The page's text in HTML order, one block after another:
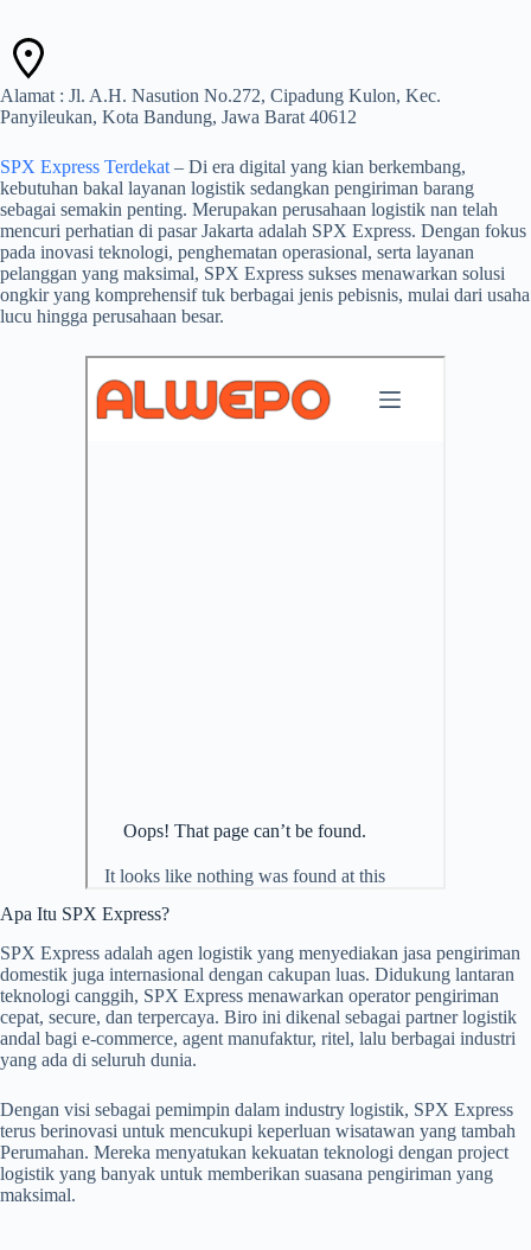
Alamat : Jl. A.H. Nasution No.272, Cipadung Kulon, Kec.
Panyileukan, Kota Bandung, Jawa Barat 40612
SPX Express Terdekat – Di era digital yang kian berkembang,
kebutuhan bakal layanan logistik sedangkan pengiriman barang
sebagai semakin penting. Merupakan perusahaan logistik nan telah
mencuri perhatian di pasar Jakarta adalah SPX Express. Dengan fokus
pada inovasi teknologi, penghematan operasional, serta layanan
pelanggan yang maksimal, SPX Express sukses menawarkan solusi
ongkir yang komprehensif tuk berbagai jenis pebisnis, mulai dari usaha
lucu hingga perusahaan besar.
Apa Itu SPX Express?
SPX Express adalah agen logistik yang menyediakan jasa pengiriman
domestik juga internasional dengan cakupan luas. Didukung lantaran
teknologi canggih, SPX Express menawarkan operator pengiriman
cepat, secure, dan terpercaya. Biro ini dikenal sebagai partner logistik
andal bagi e-commerce, agent manufaktur, ritel, lalu berbagai industri
yang ada di seluruh dunia.
Dengan visi sebagai pemimpin dalam industry logistik, SPX Express
terus berinovasi untuk mencukupi keperluan wisatawan yang tambah
Perumahan. Mereka menyatukan kekuatan teknologi dengan project
logistik yang banyak untuk memberikan suasana pengiriman yang
maksimal.